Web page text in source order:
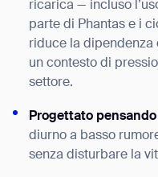
ricarica — incluso
parte di Phantas e i
riduce la dipendenza
un contesto di
settore.
Progettato
diurno a basso
senza disturbare la